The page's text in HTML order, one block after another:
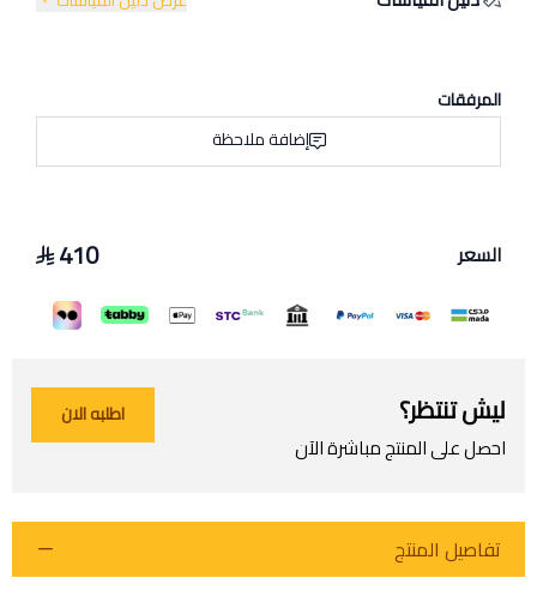
المرفقات
إضافة ملاحظة
السعر 410
ليش تنتظر؟
احصل على المنتج مباشرة الآن
اطلبه الان
تفاصيل المنتج